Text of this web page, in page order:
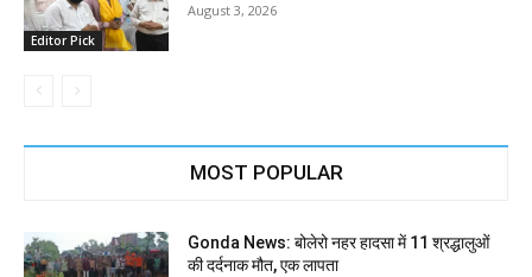
Editor Pick
August 3, 2026
MOST POPULAR
Gonda News: बोलेरो नहर हादसा में 11 श्रद्धालुओं
की दर्दनाक मौत, एक लापता